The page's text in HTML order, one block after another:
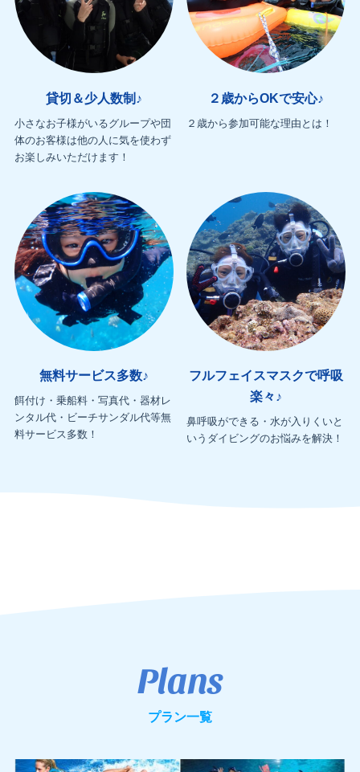
貸切＆少人数制♪
小さなお子様がいるグループや団
体のお客様は他の人に気を使わず
お楽しみいただけます！
２歳からOKで安心♪
２歳から参加可能な理由とは！
無料サービス多数♪
餌付け・乗船料・写真代・器材レ
ンタル代・ビーチサンダル代等無
料サービス多数！
フルフェイスマスクで呼吸
楽々♪
鼻呼吸ができる・水が入りくいと
いうダイビングのお悩みを解決！
Plans
プラン一覧